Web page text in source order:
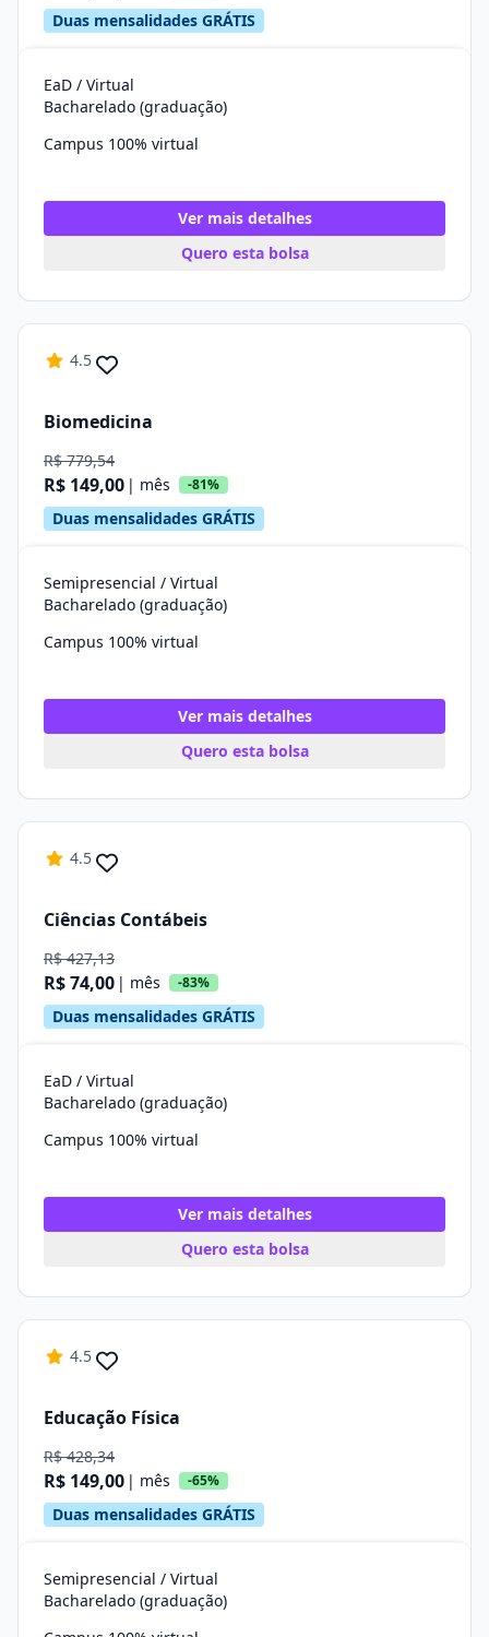
Duas mensalidades GRÁTIS
EaD / Virtual
Bacharelado (graduação)
Campus 100% virtual
Ver mais detalhes
Quero esta bolsa
4.5
Biomedicina
R$ 779,54
R$ 149,00 | mês -81%
Duas mensalidades GRÁTIS
Semipresencial / Virtual
Bacharelado (graduação)
Campus 100% virtual
Ver mais detalhes
Quero esta bolsa
4.5
Ciências Contábeis
R$ 427,13
R$ 74,00 | mês -83%
Duas mensalidades GRÁTIS
EaD / Virtual
Bacharelado (graduação)
Campus 100% virtual
Ver mais detalhes
Quero esta bolsa
4.5
Educação Física
R$ 428,34
R$ 149,00 | mês -65%
Duas mensalidades GRÁTIS
Semipresencial / Virtual
Bacharelado (graduação)